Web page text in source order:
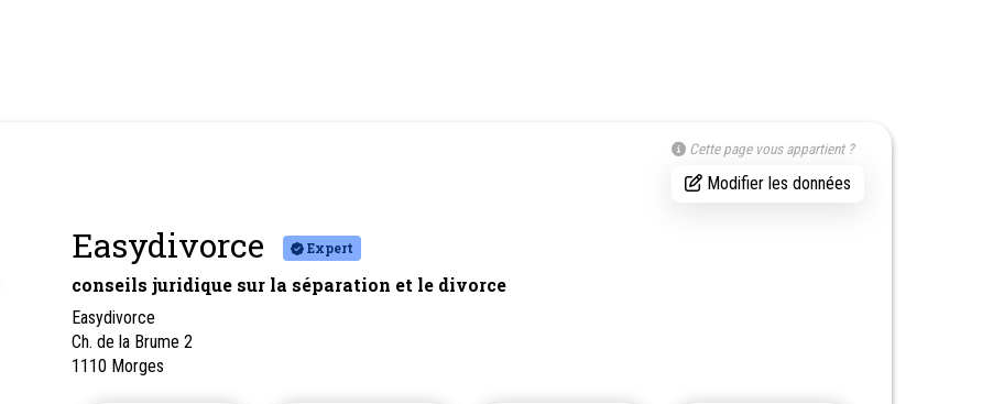
Cette page vous appartient ?
Modifier les données
Easydivorce Expert
conseils juridique sur la séparation et le divorce
Easydivorce
Ch. de la Brume 2
1110 Morges